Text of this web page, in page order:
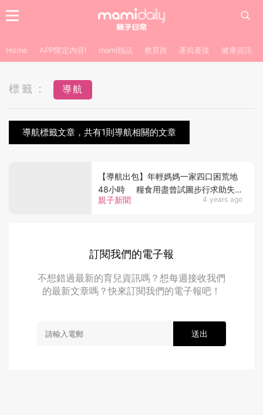
Home APP限定內容! mami熱話 教育路 產前產後 健康資訊
標籤： 導航
導航標籤文章，共有1則導航相關的文章
親子新聞 4 years ago
【導航出包】年輕媽媽一家四口困荒地
48小時 糧食用盡曾試圖步行求助失
敗
訂閱我們的電子報
不想錯過最新的育兒資訊嗎？想每週接收我們
的最新文章嗎？快來訂閱我們的電子報吧！
送出